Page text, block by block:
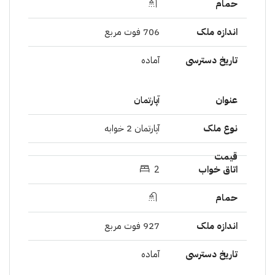
706 فوت مربع
آمادە
آپارتمان
آپارتمان 2 خوابە
2
927 فوت مربع
آمادە